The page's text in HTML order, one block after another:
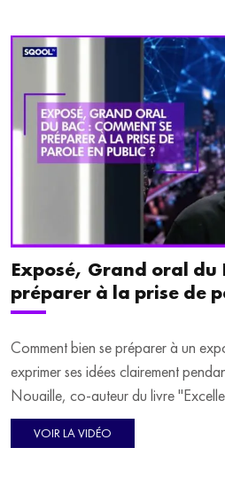
Exposé, Grand oral du
préparer à la prise de
Comment bien se préparer à un
exprimer ses idées clairement
Nouaille, co-auteur du livre
pour réussir toutes ses prises de
bien réussir sa prise de parole.
VOIR LA VIDÉO